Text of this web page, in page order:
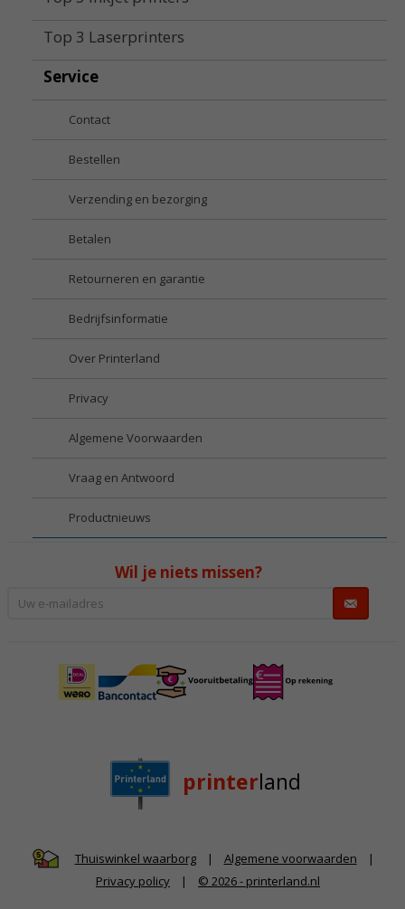
Top 3 Laserprinters
Service
Contact
Bestellen
Verzending en bezorging
Betalen
Retourneren en garantie
Bedrijfsinformatie
Over Printerland
Privacy
Algemene Voorwaarden
Vraag en Antwoord
Productnieuws
Wil je niets missen?
printerland
Thuiswinkel waarborg | Algemene voorwaarden
|
Privacy policy
| © 2026 - printerland.nl